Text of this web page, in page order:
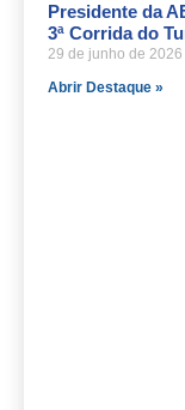
Presidente da
3ª Corrida do
29 de junho de 2026
Abrir Destaque »